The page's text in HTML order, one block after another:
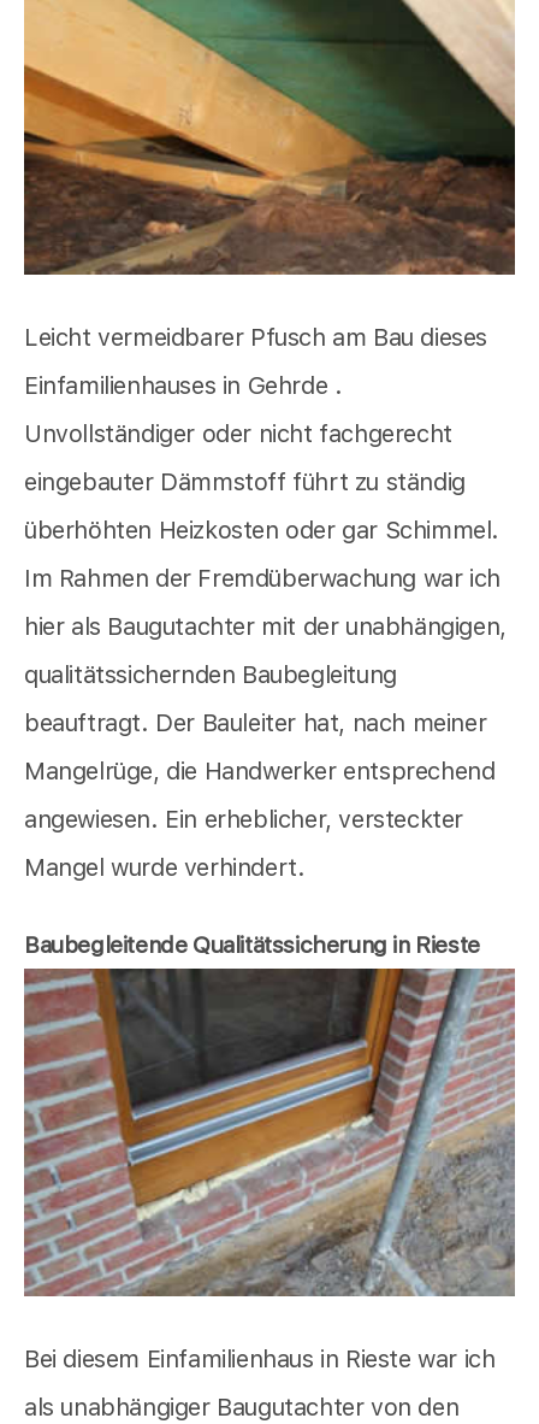
Leicht vermeidbarer Pfusch am Bau dieses
Einfamilienhauses in Gehrde .
Unvollständiger oder nicht fachgerecht
eingebauter Dämmstoff führt zu ständig
überhöhten Heizkosten oder gar Schimmel.
Im Rahmen der Fremdüberwachung war ich
hier als Baugutachter mit der unabhängigen,
qualitätssichernden Baubegleitung
beauftragt. Der Bauleiter hat, nach meiner
Mangelrüge, die Handwerker entsprechend
angewiesen. Ein erheblicher, versteckter
Mangel wurde verhindert.
Baubegleitende Qualitätssicherung in Rieste
Bei diesem Einfamilienhaus in Rieste war ich
als unabhängiger Baugutachter von den